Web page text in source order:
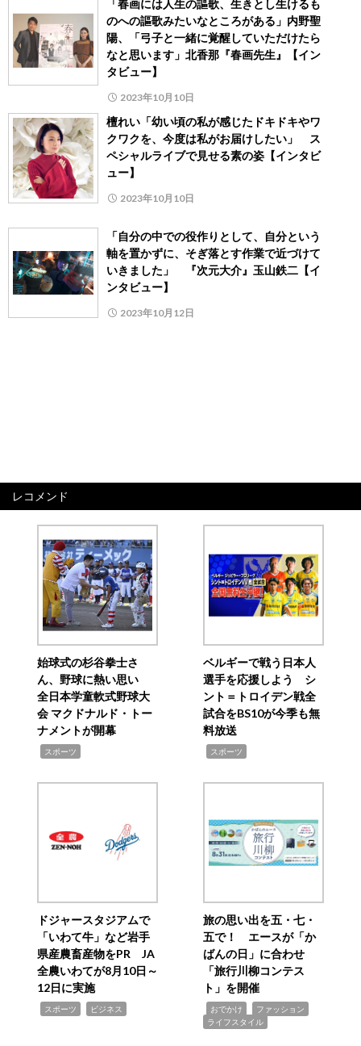
「春画には人生の謳歌、生きとし生けるも
のへの謳歌みたいなところがある」内野聖
陽、「弓子と一緒に覚醒していただけたら
なと思います」北香那『春画先生』【イン
タビュー】
2023年10月10日
檀れい「幼い頃の私が感じたドキドキやワ
クワクを、今度は私がお届けしたい」 ス
ペシャルライブで見せる素の姿【インタビ
ュー】
2023年10月10日
「自分の中での役作りとして、自分という
軸を置かずに、そぎ落とす作業で近づけて
いきました」 『次元大介』玉山鉄二【イ
ンタビュー】
2023年10月12日
レコメンド
始球式の杉谷拳士さ
ん、野球に熱い思い
全日本学童軟式野球大
会 マクドナルド・トー
ナメントが開幕
スポーツ
ベルギーで戦う日本人
選手を応援しよう シ
ント＝トロイデン戦全
試合をBS10が今季も無
料放送
スポーツ
ドジャースタジアムで
「いわて牛」など岩手
県産農畜産物をPR JA
全農いわてが8月10日～
12日に実施
スポーツ ビジネス
旅の思い出を五・七・
五で！ エースが「か
ばんの日」に合わせ
「旅行川柳コンテス
ト」を開催
おでかけ ファッション
ライフスタイル